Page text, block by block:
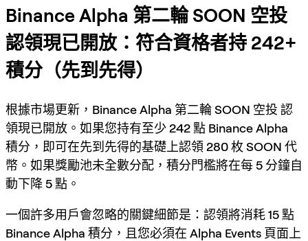
Binance Alpha 第二輪 SOON 空投
認領現已開放：符合資格者持 242+
積分（先到先得）
根據市場更新， Binance Alpha 第二輪SOON 空投 認
領現已開放。如果您持有至少 242 點 Binance Alpha
積分 ，即可在先到先得的基礎上認領280 枚 SOON 代
幣 。如果獎勵池未全數分配， 積分門檻將在每 5 分鐘自
動下降 5 點 。
一個許多用戶會忽略的關鍵細節是： 認領將消耗 15 點
Binance Alpha 積分 ，且您必須在 Alpha Events 頁面上